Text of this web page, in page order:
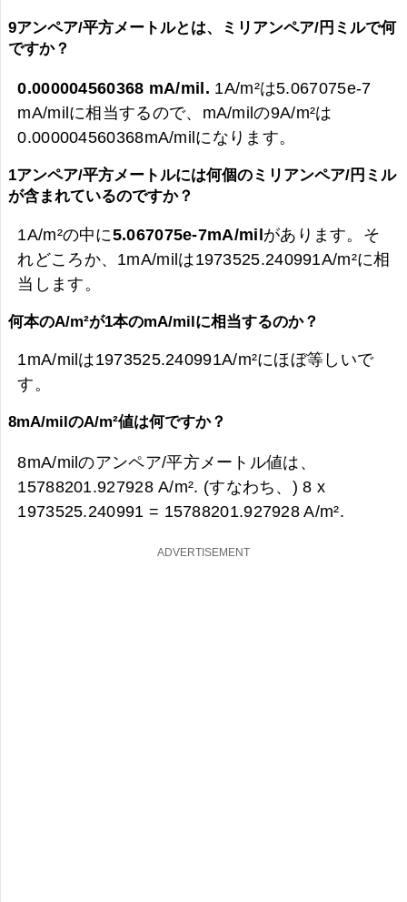
9アンペア/平方メートルとは、ミリアンペア/円ミルで何
ですか？
0.000004560368 mA/mil. 1A/m²は5.067075e-7
mA/milに相当するので、mA/milの9A/m²は
0.000004560368mA/milになります。
1アンペア/平方メートルには何個のミリアンペア/円ミル
が含まれているのですか？
1A/m²の中に5.067075e-7mA/milがあります。そ
れどころか、1mA/milは1973525.240991A/m²に相
当します。
何本のA/m²が1本のmA/milに相当するのか？
1mA/milは1973525.240991A/m²にほぼ等しいで
す。
8mA/milのA/m²値は何ですか？
8mA/milのアンペア/平方メートル値は、
15788201.927928 A/m². (すなわち、) 8 x
1973525.240991 = 15788201.927928 A/m².